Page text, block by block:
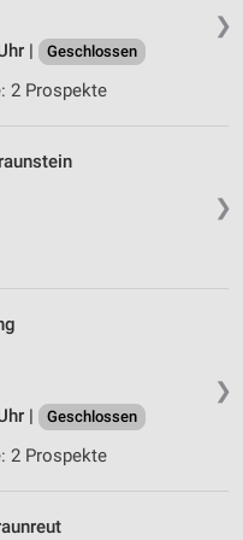
❯
|
Geschlossen
2 Prospekte
❯
❯
|
Geschlossen
2 Prospekte